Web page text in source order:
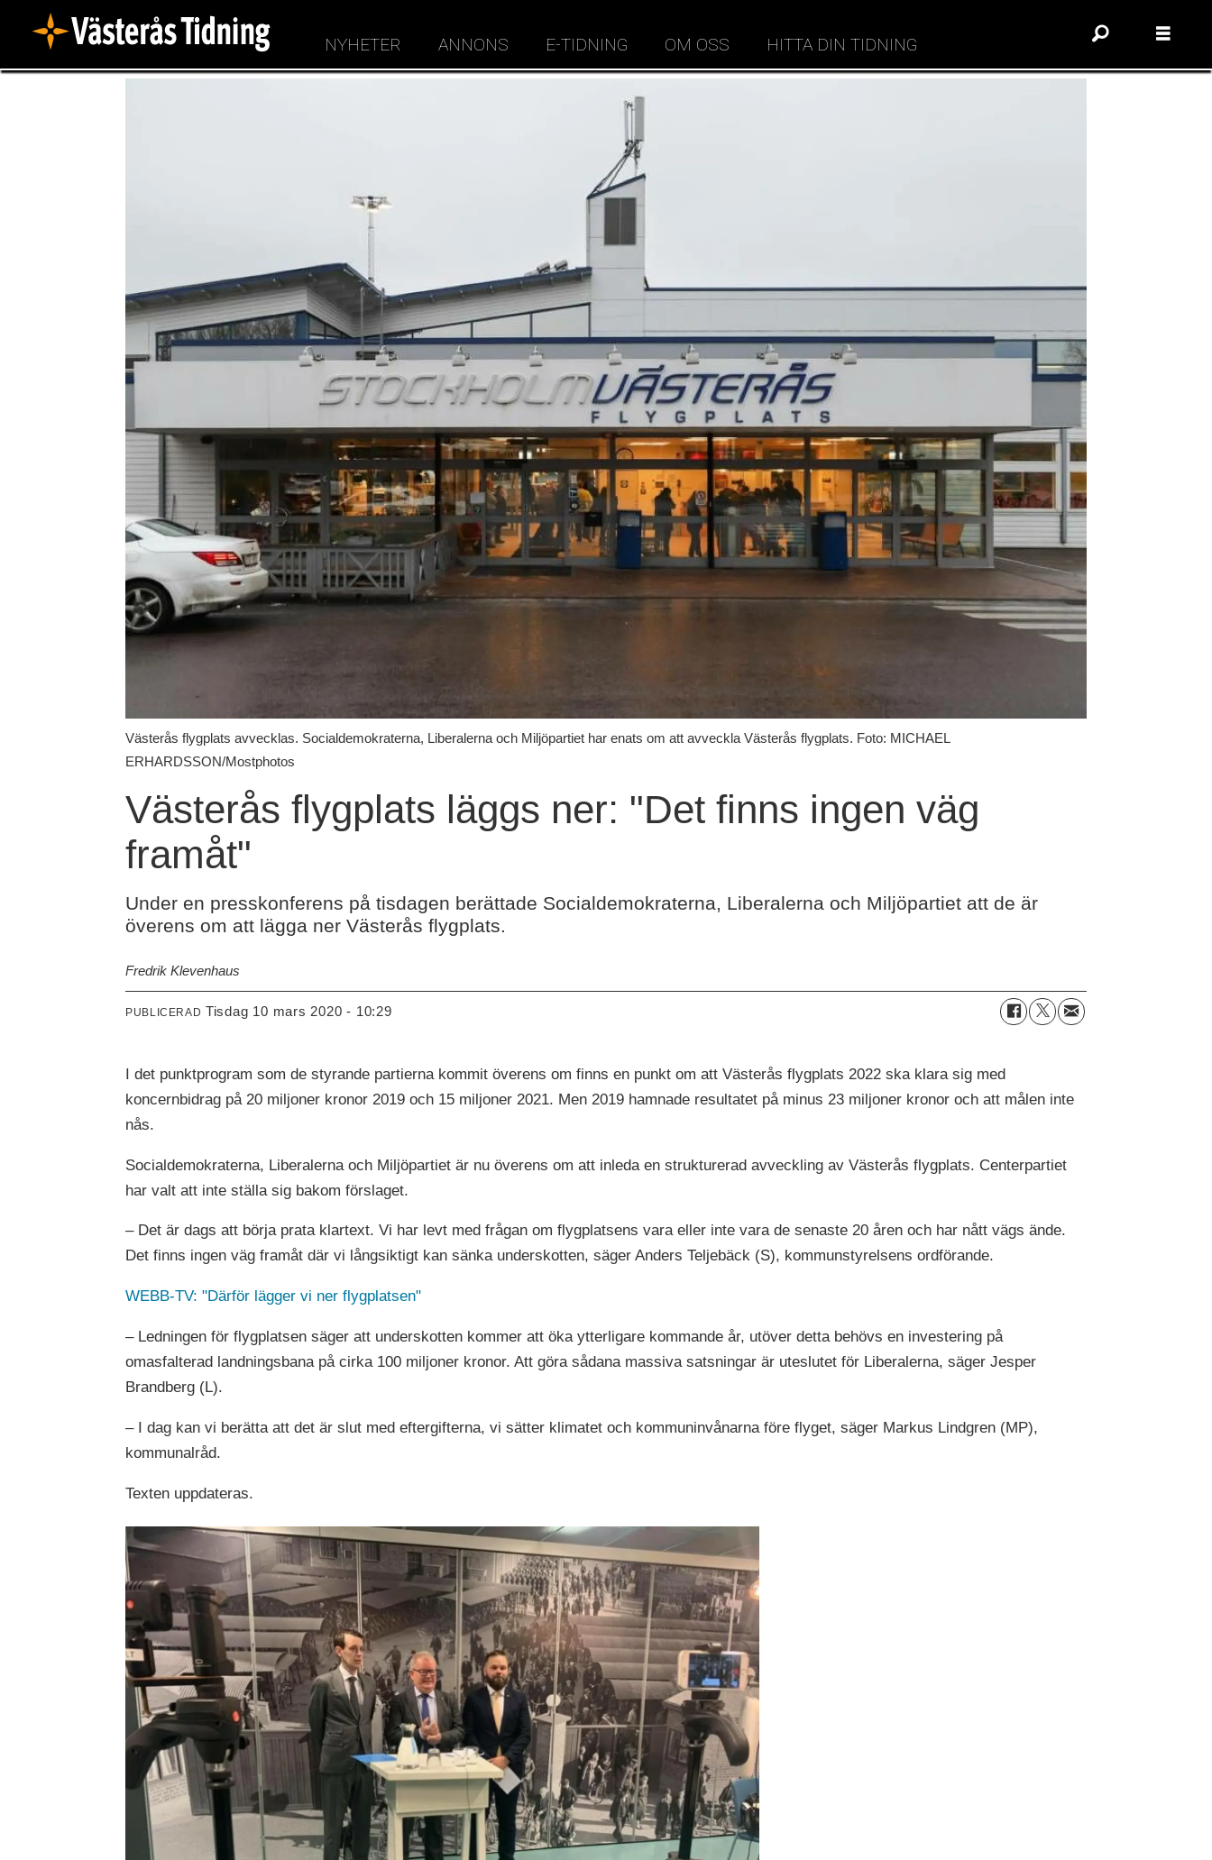
NYHETER ANNONS E-TIDNING OM OSS HITTA DIN TIDNING
Västerås flygplats avvecklas. Socialdemokraterna, Liberalerna och Miljöpartiet har enats om att avveckla Västerås flygplats. Foto: MICHAEL
ERHARDSSON/Mostphotos
Västerås flygplats läggs ner: "Det finns ingen väg
framåt"
Under en presskonferens på tisdagen berättade Socialdemokraterna, Liberalerna och Miljöpartiet att de är
överens om att lägga ner Västerås flygplats.
Fredrik Klevenhaus
PUBLICERAD tisdag 10 mars 2020 - 10:29
I det punktprogram som de styrande partierna kommit överens om finns en punkt om att Västerås flygplats 2022 ska klara sig med
koncernbidrag på 20 miljoner kronor 2019 och 15 miljoner 2021. Men 2019 hamnade resultatet på minus 23 miljoner kronor och att målen inte
nås.
Socialdemokraterna, Liberalerna och Miljöpartiet är nu överens om att inleda en strukturerad avveckling av Västerås flygplats. Centerpartiet
har valt att inte ställa sig bakom förslaget.
– Det är dags att börja prata klartext. Vi har levt med frågan om flygplatsens vara eller inte vara de senaste 20 åren och har nått vägs ände.
Det finns ingen väg framåt där vi långsiktigt kan sänka underskotten, säger Anders Teljebäck (S), kommunstyrelsens ordförande.
WEBB-TV: "Därför lägger vi ner flygplatsen"
– Ledningen för flygplatsen säger att underskotten kommer att öka ytterligare kommande år, utöver detta behövs en investering på
omasfalterad landningsbana på cirka 100 miljoner kronor. Att göra sådana massiva satsningar är uteslutet för Liberalerna, säger Jesper
Brandberg (L).
– I dag kan vi berätta att det är slut med eftergifterna, vi sätter klimatet och kommuninvånarna före flyget, säger Markus Lindgren (MP),
kommunalråd.
Texten uppdateras.